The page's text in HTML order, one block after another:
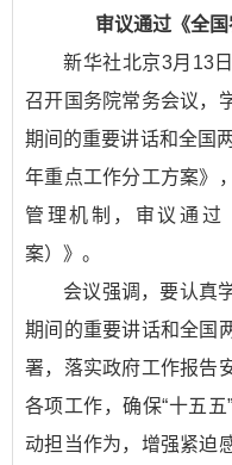
审议通过《全国
新华社北京3月13
召开国务院常务会议，
期间的重要讲话和全国
年重点工作分工方案》
管理机制，审议通过
案）》。
会议强调，要认真
期间的重要讲话和全国
署，落实政府工作报告
各项工作，确保“十五
动担当作为，增强紧迫